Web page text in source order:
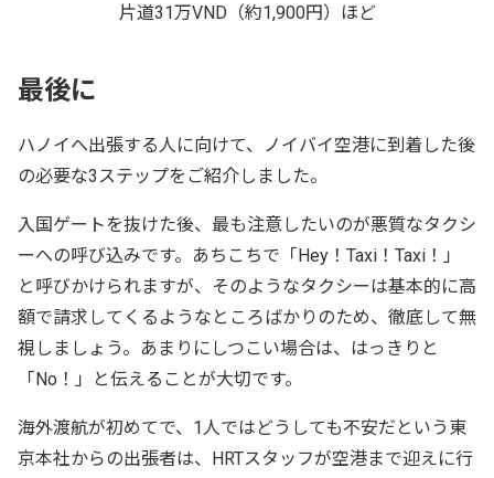
片道31万VND（約1,900円）ほど
最後に
ハノイへ出張する人に向けて、ノイバイ空港に到着した後
の必要な3ステップをご紹介しました。
入国ゲートを抜けた後、最も注意したいのが悪質なタクシ
ーへの呼び込みです。あちこちで「Hey！Taxi！Taxi！」
と呼びかけられますが、そのようなタクシーは基本的に高
額で請求してくるようなところばかりのため、徹底して無
視しましょう。あまりにしつこい場合は、はっきりと
「No！」と伝えることが大切です。
海外渡航が初めてで、1人ではどうしても不安だという東
京本社からの出張者は、HRTスタッフが空港まで迎えに行